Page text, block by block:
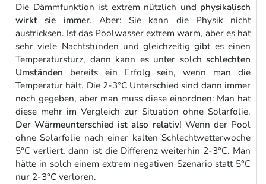
Die Dämmfunktion ist extrem nützlich und physikalisch
wirkt sie immer. Aber: Sie kann die Physik nicht
austricksen. Ist das Poolwasser extrem warm, aber es hat
sehr viele Nachtstunden und gleichzeitig gibt es einen
Temperatursturz, dann kann es unter solch schlechten
Umständen bereits ein Erfolg sein, wenn man die
Temperatur hält. Die 2-3°C Unterschied sind dann immer
noch gegeben, aber man muss diese einordnen: Man hat
diese mehr im Vergleich zur Situation ohne Solarfolie.
Der Wärmeunterschied ist also relativ! Wenn der Pool
ohne Solarfolie nach einer kalten Schlechtwetterwoche
5°C verliert, dann ist die Differenz weiterhin 2-3°C. Man
hätte in solch einem extrem negativen Szenario statt 5°C
nur 2-3°C verloren.